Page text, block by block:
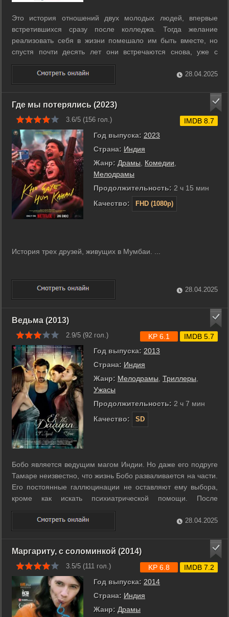
Это история отношений двух молодых людей, впервые
встретившихся сразу после колледжа. Тогда желание
реализовать себя в жизни помешало им быть вместе, но
спустя почти десять лет они встречаются снова, уже с
багажом реализованных и нереализованных желаний и
планов, чтобы испытать счастье любви. ...
28.04.2025
Где мы потерялись (2023)
3.6/5 (156 гол.)
Год выпуска: 2023
Страна: Индия
Жанр: Драмы Комедии
Мелодрамы
Продолжительность: 2 ч 15 мин
Качество:
FHD (1080p)
IMDB 8.7
История трех друзей, живущих в Мумбаи. ...
28.04.2025
Ведьма (2013)
2.9/5 (92 гол.)
Год выпуска: 2013
Страна: Индия
Жанр: Мелодрамы Триллеры
Ужасы
Продолжительность: 2 ч 7 мин
Качество:
SD
KP 6.1 IMDB 5.7
Бобо является ведущим магом Индии. Но даже его подруге
Тамаре неизвестно, что жизнь Бобо разваливается на части.
Его постоянные галлюцинации не оставляют ему выбора,
кроме как искать психиатрической помощи. После
регрессии гипноза, в памяти Бобо всплывают страшные
истории из его детства с участием зловещей демонической
силы, которая не только ...
28.04.2025
Маргариту, с соломинкой (2014)
3.5/5 (111 гол.)
Год выпуска: 2014
Страна: Индия
Жанр: Драмы
KP 6.8 IMDB 7.2